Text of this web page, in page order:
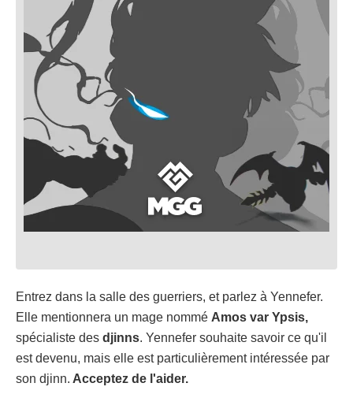
Entrez dans la salle des guerriers, et parlez à Yennefer.
Elle mentionnera un mage nommé Amos var Ypsis,
spécialiste des djinns. Yennefer souhaite savoir ce qu'il
est devenu, mais elle est particulièrement intéressée par
son djinn. Acceptez de l'aider.